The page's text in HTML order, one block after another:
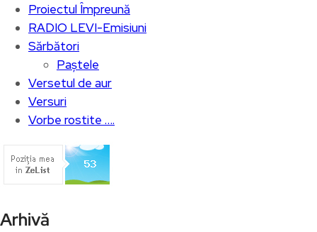
Proiectul Împreună
RADIO LEVI-Emisiuni
Sărbători
Paștele
Versetul de aur
Versuri
Vorbe rostite ….
Arhivă